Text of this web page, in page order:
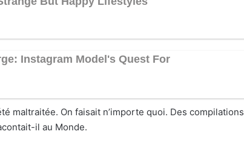
maltraitée. On faisait n’importe quoi. Des compilations
il au Monde.